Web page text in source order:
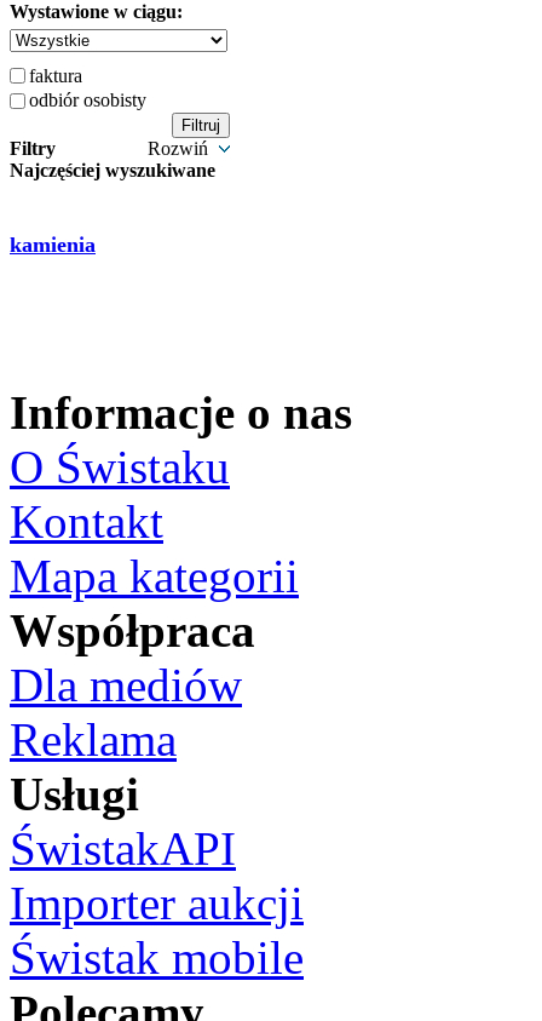
Wystawione w ciągu:
faktura
odbiór osobisty
Filtry
Rozwiń
Najczęściej wyszukiwane
kamienia
Informacje o nas
O Świstaku
Kontakt
Mapa kategorii
Współpraca
Dla mediów
Reklama
Usługi
ŚwistakAPI
Importer aukcji
Świstak mobile